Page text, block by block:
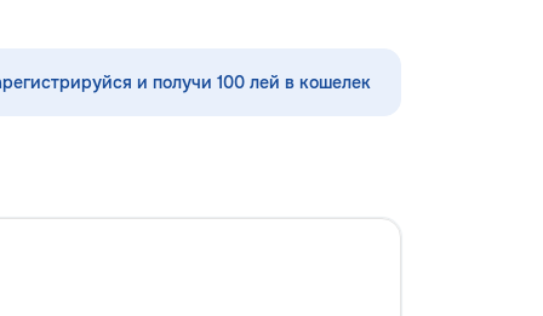
без покраски,и получи 100 лей в кошелек